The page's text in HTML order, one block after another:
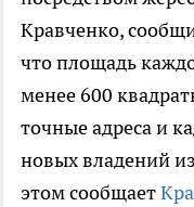
Кравченко,
что площадь
менее 600
точные адреса и
новых владений
этом сообщает